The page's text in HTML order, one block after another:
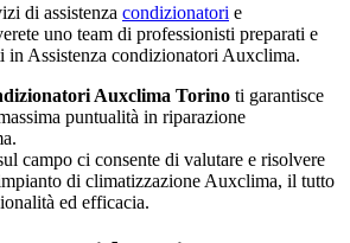
di assistenza condizionatori e
uno team di professionisti preparati e
in Assistenza condizionatori Auxclima.
Auxclima Torino ti garantisce
puntualità in riparazione
campo ci consente di valutare e risolvere
di climatizzazione Auxclima, il tutto
ed efficacia.